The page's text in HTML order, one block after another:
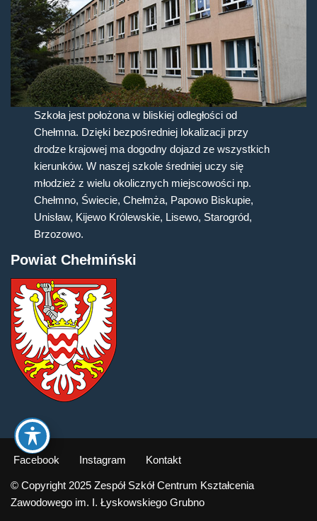
Szkoła jest położona w bliskiej odległości od
Chełmna. Dzięki bezpośredniej lokalizacji przy
drodze krajowej ma dogodny dojazd ze wszystkich
kierunków. W naszej szkole średniej uczy się
młodzież z wielu okolicznych miejscowości np.
Chełmno, Świecie, Chełmża, Papowo Biskupie,
Unisław, Kijewo Królewskie, Lisewo, Starogród,
Brzozowo.
Powiat Chełmiński
Facebook Instagram Kontakt
© Copyright 2025 Zespół Szkół Centrum Kształcenia
Zawodowego im. I. Łyskowskiego Grubno